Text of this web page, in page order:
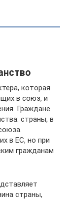
которая
в союз, и
Граждане
страны, в
в ЕС, но при
гражданам
страны,